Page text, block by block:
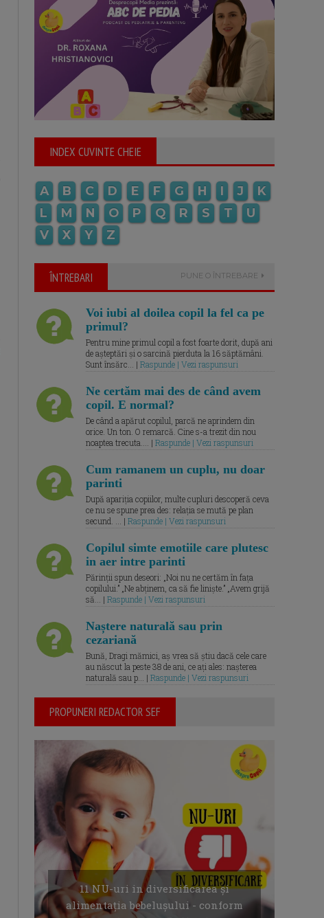
INDEX CUVINTE CHEIE
A B C D E F G H I J
K
L
M N O P Q R S T
U
V
X Y Z
ÎNTREBARI PUNE O ÎNTREBARE
Voi iubi al doilea copil la fel ca pe
primul?
Pentru mine primul copil a fost foarte dorit, după ani
de așteptări și o sarcină pierduta la 16 săptămâni.
Sunt însărc... | Raspunde | Vezi raspunsuri
Ne certăm mai des de când avem
copil. E normal?
De când a apărut copilul, parcă ne aprindem din
orice. Un ton. O remarcă. Cine s-a trezit din nou
noaptea trecuta.... | Raspunde | Vezi raspunsuri
Cum ramanem un cuplu, nu doar
parinti
După apariția copiilor, multe cupluri descoperă ceva
ce nu se spune prea des: relația se mută pe plan
secund. ... | Raspunde | Vezi raspunsuri
Copilul simte emotiile care plutesc
in aer intre parinti
Părinții spun deseori: „Noi nu ne certăm în fața
copilului.” „Ne abținem, ca să fie liniște.” „Avem grijă
să... | Raspunde | Vezi raspunsuri
Naștere naturală sau prin
cezariană
Bună, Dragi mămici, aș vrea să știu dacă cele care
au născut la peste 38 de ani, ce ați ales: nașterea
naturală sau p... | Raspunde | Vezi raspunsuri
PROPUNERI REDACTOR SEF
11 NU-uri in diversificarea și
alimentația bebelușului - conform